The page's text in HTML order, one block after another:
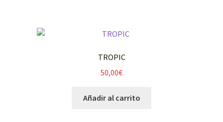
TROPIC
50,00€
Añadir al carrito